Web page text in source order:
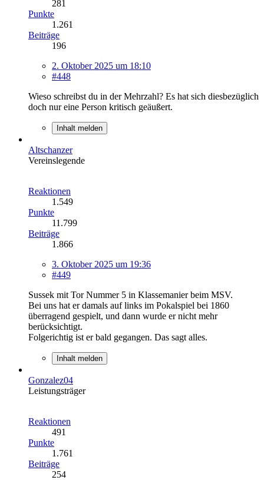
281
Punkte
1.261
Beiträge
196
2. Oktober 2025 um 18:10
#448
Wieso schreibst du in der Mehrzahl? Es hat sich diesbezüglich
doch nur eine Person kritisch geäußert.
Inhalt melden
Altschanzer
Vereinslegende
Reaktionen
1.549
Punkte
11.799
Beiträge
1.866
3. Oktober 2025 um 19:36
#449
Sussek mit Tor Nummer 5 in Klassemanier beim MSV.
Bei uns hat er damals auf links im Pokalspiel bei 1860
überragend gespielt, und dann wurde er nicht mehr
berücksichtigt.
Folgerichtig ist er bald gegangen. Das sagt alles.
Inhalt melden
Gonzalez04
Leistungsträger
Reaktionen
491
Punkte
1.761
Beiträge
254